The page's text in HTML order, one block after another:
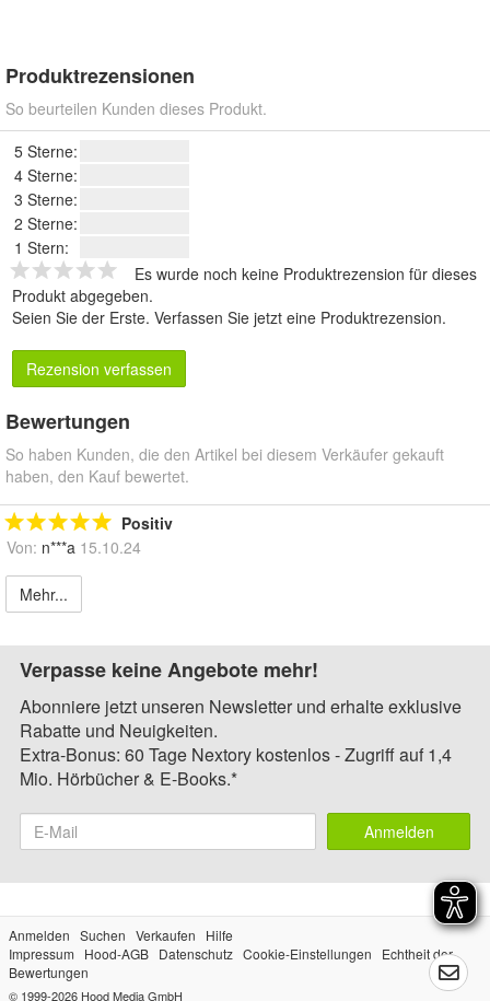
Produktrezensionen
So beurteilen Kunden dieses Produkt.
5 Sterne:
4 Sterne:
3 Sterne:
2 Sterne:
1 Stern:
Es wurde noch keine Produktrezension für dieses
Produkt abgegeben.
Seien Sie der Erste. Verfassen Sie jetzt eine Produktrezension.
Rezension verfassen
Bewertungen
So haben Kunden, die den Artikel bei diesem Verkäufer gekauft
haben, den Kauf bewertet.
Positiv
Von: n***a 15.10.24
Mehr...
Verpasse keine Angebote mehr!
Abonniere jetzt unseren Newsletter und erhalte exklusive
Rabatte und Neuigkeiten.
Extra-Bonus: 60 Tage Nextory kostenlos - Zugriff auf 1,4
Mio. Hörbücher & E-Books.*
Anmelden
Anmelden Suchen Verkaufen
Hilfe
Impressum
Hood-AGB Datenschutz Cookie-Einstellungen
Echtheit der
Bewertungen
© 1999-2026 Hood Media GmbH